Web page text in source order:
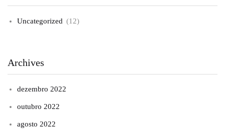
Uncategorized (12)
Archives
dezembro 2022
outubro 2022
agosto 2022